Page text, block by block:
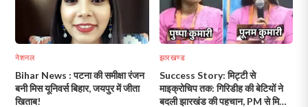
नेशनल
Bihar News : पटना की समीक्षा रंजन
बनी मिस यूनिवर्स बिहार, जयपुर में जीता
खिताब!
झारखण्ड
Success Story: मिट्टी से
माइक्रोचिप तक: गिरिडीह की बेटियों ने
बदली झारखंड की पहचान, PM से मिलीं,